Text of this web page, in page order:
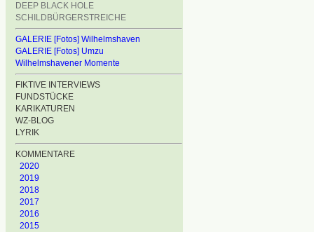
DEEP BLACK HOLE
SCHILDBÜRGERSTREICHE
GALERIE [Fotos] Wilhelmshaven
GALERIE [Fotos] Umzu
Wilhelmshavener Momente
FIKTIVE INTERVIEWS
FUNDSTÜCKE
KARIKATUREN
WZ-BLOG
LYRIK
KOMMENTARE
2020
2019
2018
2017
2016
2015